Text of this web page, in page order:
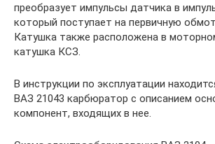
преобразует импульсы датчика в
который поступает на первичную
Катушка также расположена в
катушка КСЗ.
В инструкции по эксплуатации
ВАЗ 21043 карбюратор с описанием
компонент, входящих в нее.